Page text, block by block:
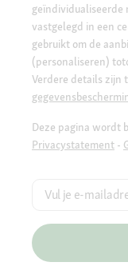
vastgelegd in een
gebruikt om de
(personaliseren)
Verdere details zijn
Deze pagina wordt
Privacystatement -
Vul je e-